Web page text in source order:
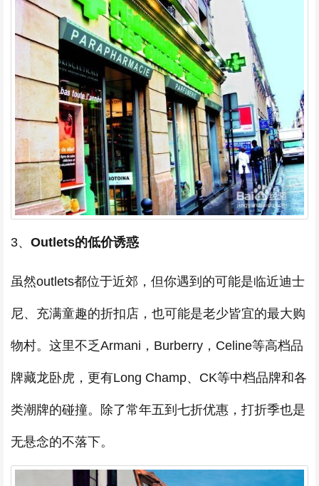
3、 Outlets的低价诱惑
虽然outlets都位于近郊，但你遇到的可能是临近迪士
尼、充满童趣的折扣店，也可能是老少皆宜的最大购
物村。这里不乏Armani，Burberry，Celine等高档品
牌藏龙卧虎，更有Long Champ、CK等中档品牌和各
类潮牌的碰撞。除了常年五到七折优惠，打折季也是
无悬念的不落下。